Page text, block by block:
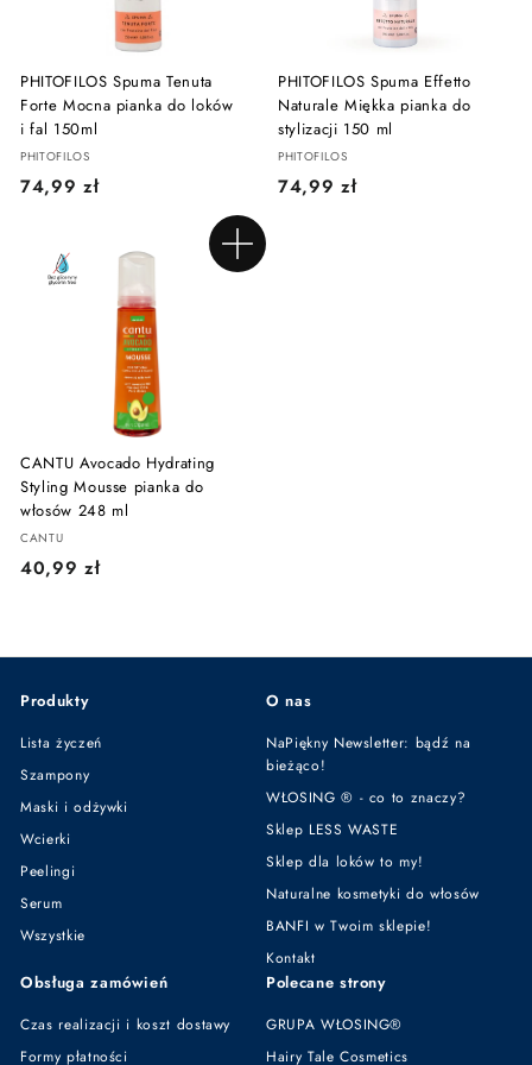
PHITOFILOS Spuma Tenuta
Forte Mocna pianka do loków
i fal 150ml
PHITOFILOS
74,99 zł7
PHITOFILOS Spuma Effetto
Naturale Miękka pianka do
stylizacji 150 ml
PHITOFILOS
74,99 zł7
Dodaj do koszyka
CANTU Avocado Hydrating
Styling Mousse pianka do
włosów 248 ml
CANTU
40,99 zł4
9
ł
Produkty
Lista życzeń
Szampony
Maski i odżywki
Wcierki
Peelingi
Serum
Wszystkie
O nas
NaPiękny Newsletter: bądź na
bieżąco!
WŁOSING ® - co to znaczy?
Sklep LESS WASTE
Sklep dla loków to my!
Naturalne kosmetyki do włosów
BANFI w Twoim sklepie!
Kontakt
Obsługa zamówień
Czas realizacji i koszt dostawy
Formy płatności
Polecane strony
GRUPA WŁOSING®
Hairy Tale Cosmetics